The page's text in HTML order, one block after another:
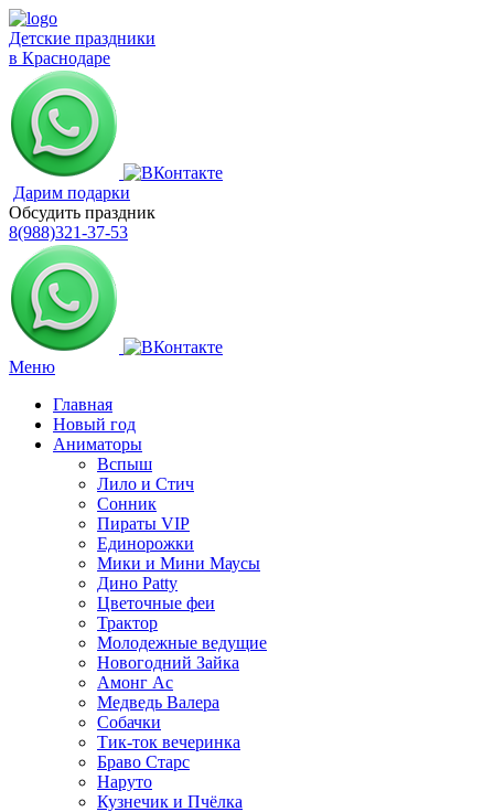
Детские праздники
в Краснодаре
Дарим подарки
Обсудить праздник
8(988)321-37-53
Меню
Главная
Новый год
Аниматоры
Вспыш
Лило и Стич
Сонник
Пираты VIP
Единорожки
Мики и Мини Маусы
Дино Patty
Цветочные феи
Трактор
Молодежные ведущие
Новогодний Зайка
Амонг Ас
Медведь Валера
Собачки
Тик-ток вечеринка
Браво Старс
Наруто
Кузнечик и Пчёлка